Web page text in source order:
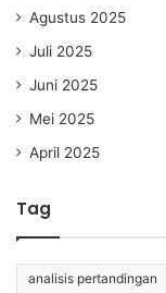
Agustus 2025
Juli 2025
Juni 2025
Mei 2025
April 2025
Tag
analisis pertandingan